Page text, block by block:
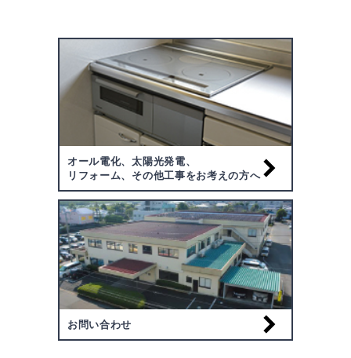
オール電化、太陽光発電、
リフォーム、その他工事をお考えの方へ
お問い合わせ